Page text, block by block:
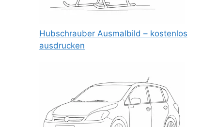
Hubschrauber Ausmalbild – kostenlos
ausdrucken